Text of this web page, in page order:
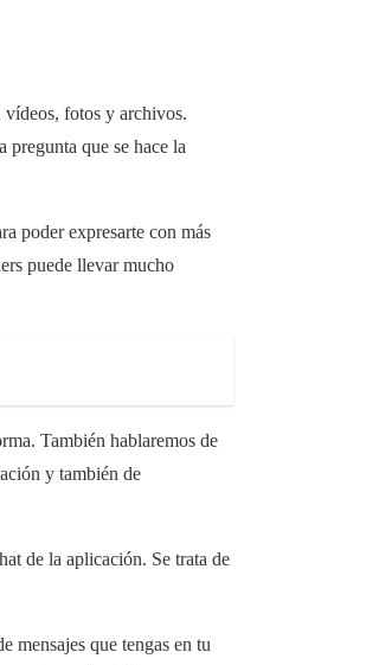
fotos y archivos.
que se hace la
poder expresarte con más
puede llevar mucho
También hablaremos de
y también de
de la aplicación. Se trata de
mensajes que tengas en tu